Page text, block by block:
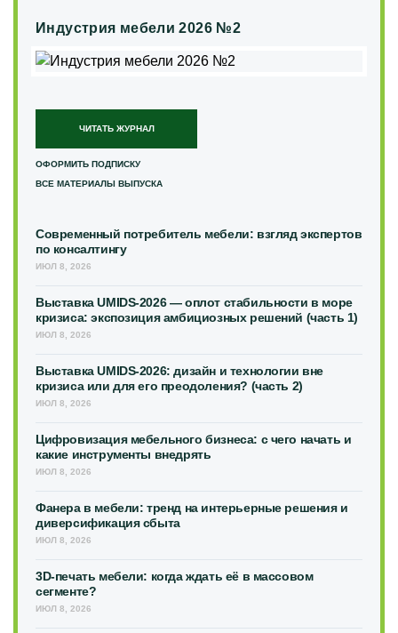
Индустрия мебели 2026 №2
ЧИТАТЬ ЖУРНАЛ
ОФОРМИТЬ ПОДПИСКУ
ВСЕ МАТЕРИАЛЫ ВЫПУСКА
Современный потребитель мебели: взгляд экспертов
по консалтингу
ИЮЛ 8, 2026
Выставка UMIDS-2026 — оплот стабильности в море
кризиса: экспозиция амбициозных решений (часть 1)
ИЮЛ 8, 2026
Выставка UMIDS-2026: дизайн и технологии вне
кризиса или для его преодоления? (часть 2)
ИЮЛ 8, 2026
Цифровизация мебельного бизнеса: с чего начать и
какие инструменты внедрять
ИЮЛ 8, 2026
Фанера в мебели: тренд на интерьерные решения и
диверсификация сбыта
ИЮЛ 8, 2026
3D-печать мебели: когда ждать её в массовом
сегменте?
ИЮЛ 8, 2026